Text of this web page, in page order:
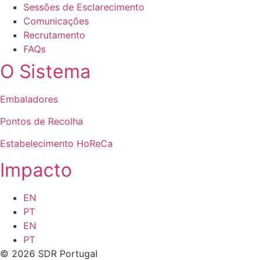
Sessões de Esclarecimento
Comunicações
Recrutamento
FAQs
O Sistema
Embaladores
Pontos de Recolha
Estabelecimento HoReCa
Impacto
EN
PT
EN
PT
© 2026 SDR Portugal